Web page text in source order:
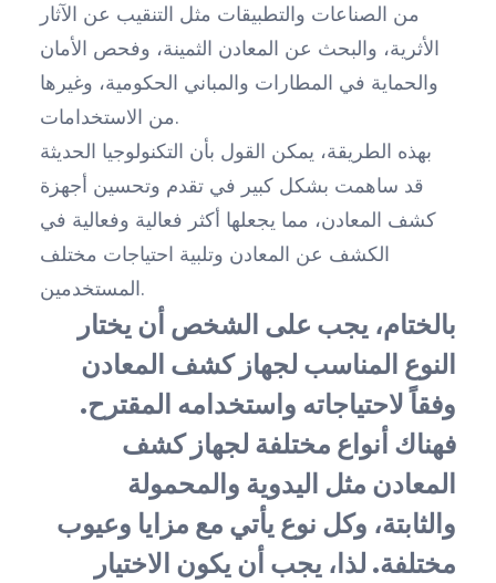
من الصناعات والتطبيقات مثل التنقيب عن الآثار
الأثرية، والبحث عن المعادن الثمينة، وفحص الأمان
والحماية في المطارات والمباني الحكومية، وغيرها
من الاستخدامات.
بهذه الطريقة، يمكن القول بأن التكنولوجيا الحديثة
قد ساهمت بشكل كبير في تقدم وتحسين أجهزة
كشف المعادن، مما يجعلها أكثر فعالية وفعالية في
الكشف عن المعادن وتلبية احتياجات مختلف
المستخدمين.
بالختام، يجب على الشخص أن يختار
النوع المناسب لجهاز كشف المعادن
وفقاً لاحتياجاته واستخدامه المقترح.
فهناك أنواع مختلفة لجهاز كشف
المعادن مثل اليدوية والمحمولة
والثابتة، وكل نوع يأتي مع مزايا وعيوب
مختلفة. لذا، يجب أن يكون الاختيار